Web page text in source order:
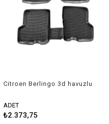
Citroen Berlingo 3d havuzlu
ADET
₺2.373,75